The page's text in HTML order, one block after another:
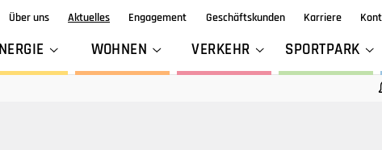
Über uns Aktuelles Engagement Geschäftskunden Karriere
WOHNEN VERKEHR SPORTPARK
Wir